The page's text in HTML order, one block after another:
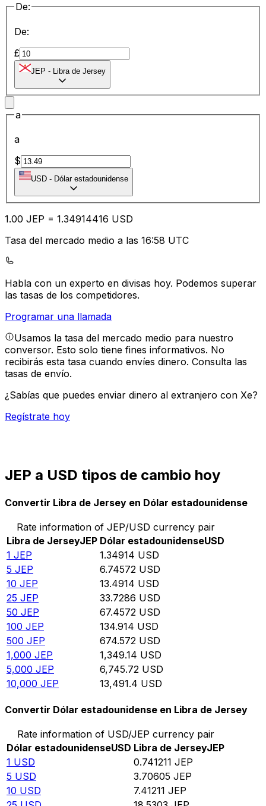
De:
De:
£
JEP - Libra de Jersey
a
a
$
USD - Dólar estadounidense
1.00 JEP = 1.34914416 USD
Tasa del mercado medio a las 16:58 UTC
Habla con un experto en divisas hoy. Podemos superar
las tasas de los competidores.
Programar una llamada
Usamos la tasa del mercado medio para nuestro
conversor. Esto solo tiene fines informativos. No
recibirás esta tasa cuando envíes dinero. Consulta las
tasas de envío.
¿Sabías que puedes enviar dinero al extranjero con Xe?
Regístrate hoy
JEP a USD tipos de cambio hoy
Convertir Libra de Jersey en Dólar estadounidense
Rate information of JEP/USD currency pair
Libra de JerseyJEP Dólar estadounidenseUSD
1 JEP 1.34914 USD
5 JEP 6.74572 USD
10 JEP 13.4914 USD
25 JEP 33.7286 USD
50 JEP 67.4572 USD
100 JEP 134.914 USD
500 JEP 674.572 USD
1,000 JEP 1,349.14 USD
5,000 JEP 6,745.72 USD
10,000 JEP 13,491.4 USD
Convertir Dólar estadounidense en Libra de Jersey
Rate information of USD/JEP currency pair
Dólar estadounidenseUSD Libra de JerseyJEP
1 USD 0.741211 JEP
5 USD 3.70605 JEP
10 USD 7.41211 JEP